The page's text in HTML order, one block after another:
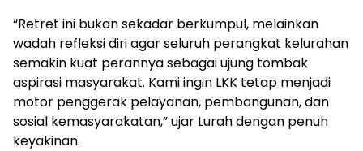
“Retret ini bukan sekadar berkumpul, melainkan
wadah refleksi diri agar seluruh perangkat kelurahan
semakin kuat perannya sebagai ujung tombak
aspirasi masyarakat. Kami ingin LKK tetap menjadi
motor penggerak pelayanan, pembangunan, dan
sosial kemasyarakatan,” ujar Lurah dengan penuh
keyakinan.